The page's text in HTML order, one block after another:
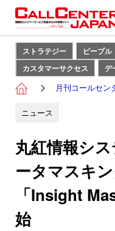
ストラテジー ピープル
カスタマーサクセス
デ
月刊コールセン
ニュース
丸紅情報シ
ータマスキ
「Insight
始